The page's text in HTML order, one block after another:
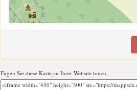
Fügen Sie diese Karte zu Ihrer Website hinzu;